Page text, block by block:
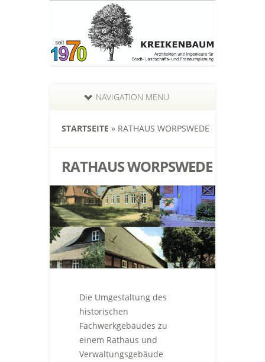
NAVIGATION MENU
STARTSEITE » RATHAUS WORPSWEDE
RATHAUS WORPSWEDE
Die Umgestaltung des
historischen
Fachwerkgebäudes zu
einem Rathaus und
Verwaltungsgebäude